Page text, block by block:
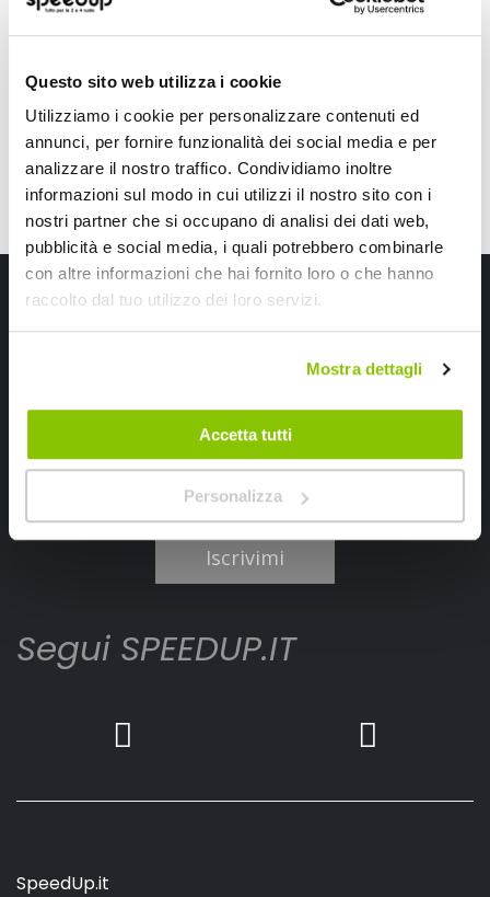
Questo sito web utilizza i cookie
Utilizziamo i cookie per personalizzare contenuti ed
annunci, per fornire funzionalità dei social media e per
analizzare il nostro traffico. Condividiamo inoltre
informazioni sul modo in cui utilizzi il nostro sito con i
nostri partner che si occupano di analisi dei dati web,
pubblicità e social media, i quali potrebbero combinarle
con altre informazioni che hai fornito loro o che hanno
raccolto dal tuo utilizzo dei loro servizi.
Mostra dettagli
Accetta tutti
Personalizza
5,90 € 5,95 €
Iscriviti alla newsletter Speedup
Ricevi subito uno sconto del 10% per il tuo primo acquisto online!
Iscrivimi
Segui SPEEDUP.IT
SpeedUp.it